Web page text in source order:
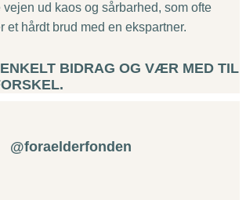
vejen ud kaos og sårbarhed, som ofte
et hårdt brud med en ekspartner.
BIDRAG OG VÆR MED TIL
@foraelderfonden